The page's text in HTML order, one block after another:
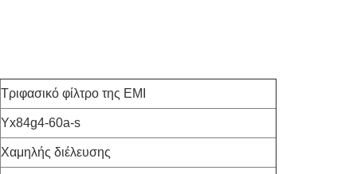
Τριφασικό φίλτρο της EMI
Yx84g4-60a-s
Χαμηλής διέλευσης